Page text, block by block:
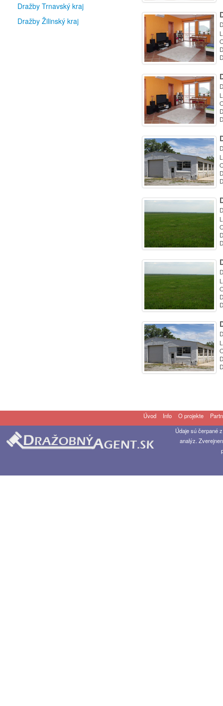
Dražby Trnavský kraj
Dražby Žilinský kraj
Úvod Info O projekte
Údaje sú čerpané
analýz.